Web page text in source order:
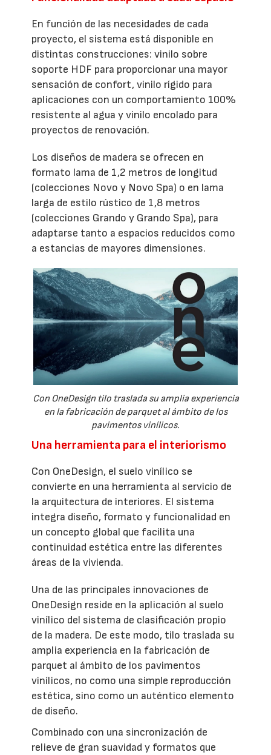
En función de las necesidades de cada
proyecto, el sistema está disponible en
distintas construcciones: vinilo sobre
soporte HDF para proporcionar una mayor
sensación de confort, vinilo rígido para
aplicaciones con un comportamiento 100%
resistente al agua y vinilo encolado para
proyectos de renovación.
Los diseños de madera se ofrecen en
formato lama de 1,2 metros de longitud
(colecciones Novo y Novo Spa) o en lama
larga de estilo rústico de 1,8 metros
(colecciones Grando y Grando Spa), para
adaptarse tanto a espacios reducidos como
a estancias de mayores dimensiones.
Con OneDesign tilo traslada su amplia experiencia
en la fabricación de parquet al ámbito de los
pavimentos vinílicos.
Una herramienta para el interiorismo
Con OneDesign, el suelo vinílico se
convierte en una herramienta al servicio de
la arquitectura de interiores. El sistema
integra diseño, formato y funcionalidad en
un concepto global que facilita una
continuidad estética entre las diferentes
áreas de la vivienda.
Una de las principales innovaciones de
OneDesign reside en la aplicación al suelo
vinílico del sistema de clasificación propio
de la madera. De este modo, tilo traslada su
amplia experiencia en la fabricación de
parquet al ámbito de los pavimentos
vinílicos, no como una simple reproducción
estética, sino como un auténtico elemento
de diseño.
Combinado con una sincronización de
relieve de gran suavidad y formatos que